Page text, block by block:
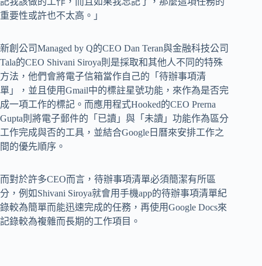
重要性或許也不太高。」
新創公司Managed by Q的CEO Dan Teran與金融科技公司
Tala的CEO Shivani Siroya則是採取和其他人不同的特殊
方法，他們會將電子信箱當作自己的「待辦事項清
單」，並且使用Gmail中的標註星號功能，來作為是否完
成一項工作的標記。而應用程式Hooked的CEO Prerna
Gupta則將電子郵件的「已讀」與「未讀」功能作為區分
工作完成與否的工具，並結合Google日曆來安排工作之
間的優先順序。
而對於許多CEO而言，待辦事項清單必須簡潔有所區
分，例如Shivani Siroya就會用手機app的待辦事項清單紀
錄較為簡單而能迅速完成的任務，再使用Google Docs來
記錄較為複雜而長期的工作項目。